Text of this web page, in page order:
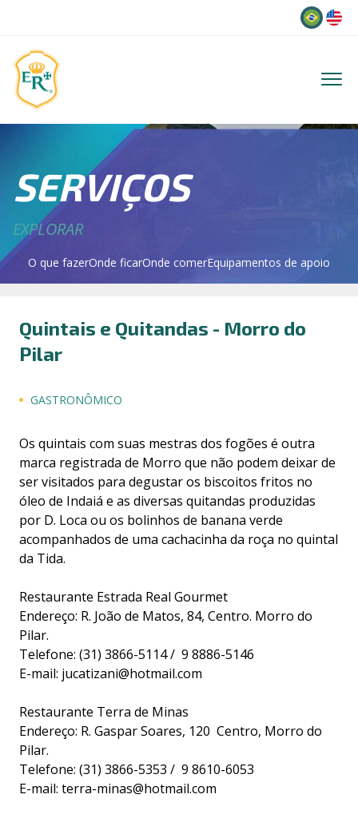
SERVIÇOS
EXPLORAR
O que fazerOnde ficarOnde comerEquipamentos de apoio
Quintais e Quitandas - Morro do
Pilar
GASTRONÔMICO
Os quintais com suas mestras dos fogões é outra
marca registrada de Morro que não podem deixar de
ser visitados para degustar os biscoitos fritos no
óleo de Indaiá e as diversas quitandas produzidas
por D. Loca ou os bolinhos de banana verde
acompanhados de uma cachacinha da roça no quintal
da Tida.
Restaurante Estrada Real Gourmet
Endereço: R. João de Matos, 84, Centro. Morro do
Pilar.
Telefone: (31) 3866-5114 / 9 8886-5146
E-mail: jucatizani@hotmail.com
Restaurante Terra de Minas
Endereço: R. Gaspar Soares, 120 Centro, Morro do
Pilar.
Telefone: (31) 3866-5353 / 9 8610-6053
E-mail: terra-minas@hotmail.com